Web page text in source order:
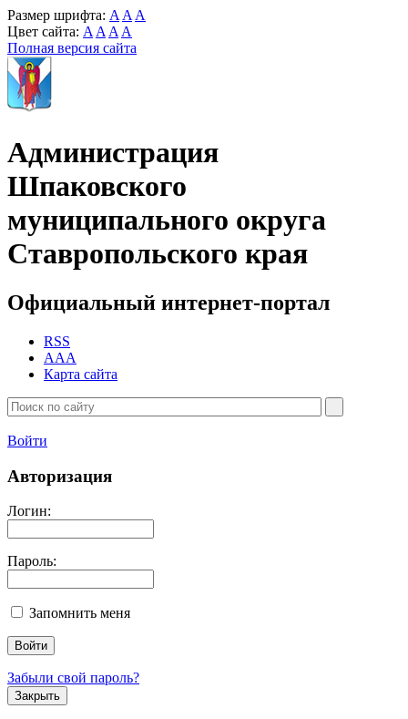
Размер шрифта: A A A
Цвет сайта: A A A A
Полная версия сайта
Администрация
Шпаковского
муниципального округа
Ставропольского края
Официальный интернет-портал
RSS
AAA
Карта сайта
Войти
Авторизация
Логин:
Пароль:
Запомнить меня
Забыли свой пароль?
Закрыть